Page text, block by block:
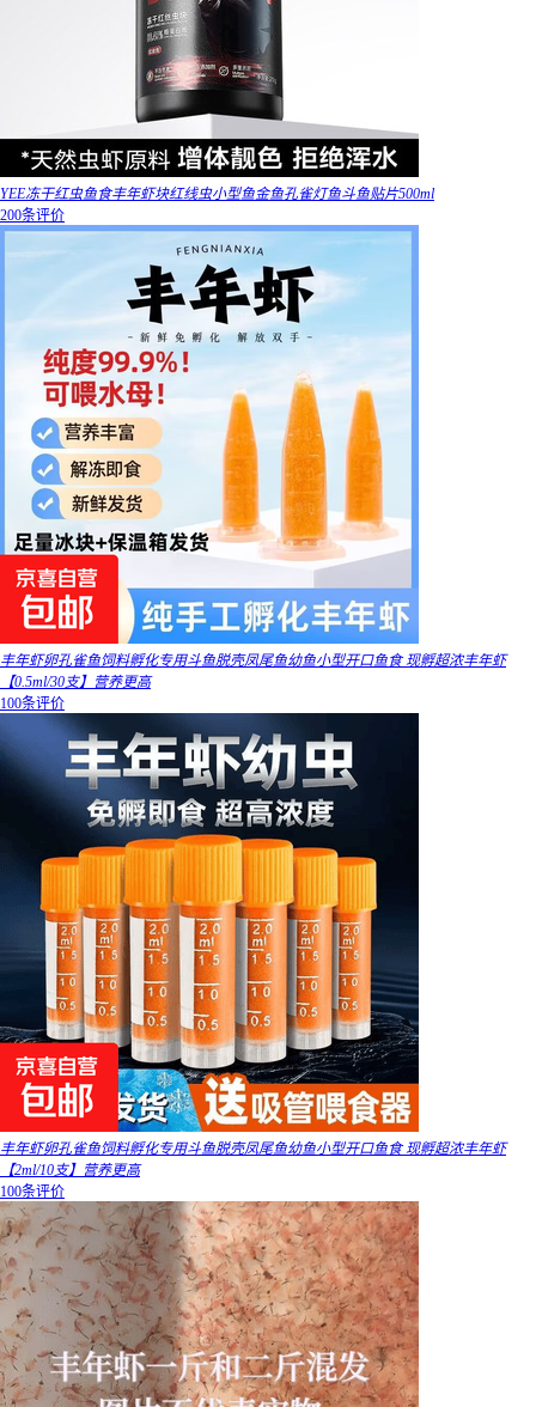
YEE冻干红虫鱼食丰年虾块红线虫小型鱼金鱼孔雀灯鱼斗鱼贴片500ml
200条评价
丰年虾卵孔雀鱼饲料孵化专用斗鱼脱壳凤尾鱼幼鱼小型开口鱼食 现孵超浓丰年虾
【0.5ml/30支】营养更高
100条评价
丰年虾卵孔雀鱼饲料孵化专用斗鱼脱壳凤尾鱼幼鱼小型开口鱼食 现孵超浓丰年虾
【2ml/10支】营养更高
100条评价